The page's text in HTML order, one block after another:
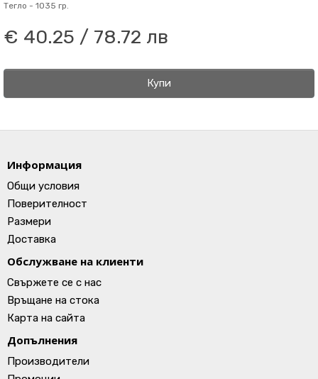
Тегло - 1035 гр.
€ 40.25 / 78.72 лв
Купи
Информация
Общи условия
Поверителност
Размери
Доставка
Обслужване на клиенти
Свържете се с нас
Връщане на стока
Карта на сайта
Допълнения
Производители